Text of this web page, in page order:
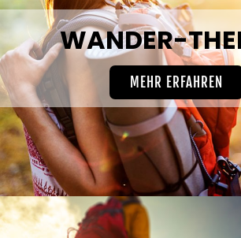
WANDER-
MEHR ERFAHREN